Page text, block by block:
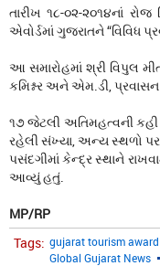
તારીખ ૧૮-૦૨-૨૦૧૪નાં
એવોર્ડમાં ગુજરાતને “વિવિધ
આ સમારોહમાં શ્રી વિપુલ
કમિશ્નર અને એમ.ડી, પ્રવાસન
૧૭ જેટલી અતિમહત્વની
રહેલી સંખ્યા, અન્ય સ્થળો પર
પસંદગીમાં કેન્દ્ર સ્થાને
આવ્યું હતું.
MP/RP
Tags: gujarat tourism award
Global Gujarat News